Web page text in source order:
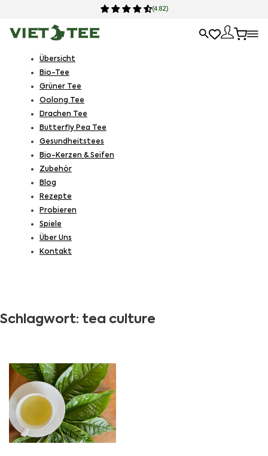
(4.82)
Übersicht
Bio-Tee
Grüner Tee
Oolong Tee
Drachen Tee
Butterfly Pea Tee
Gesundheitstees
Bio-Kerzen & Seifen
Zubehör
Blog
Rezepte
Probieren
Spiele
Über Uns
Kontakt
Schlagwort: tea culture